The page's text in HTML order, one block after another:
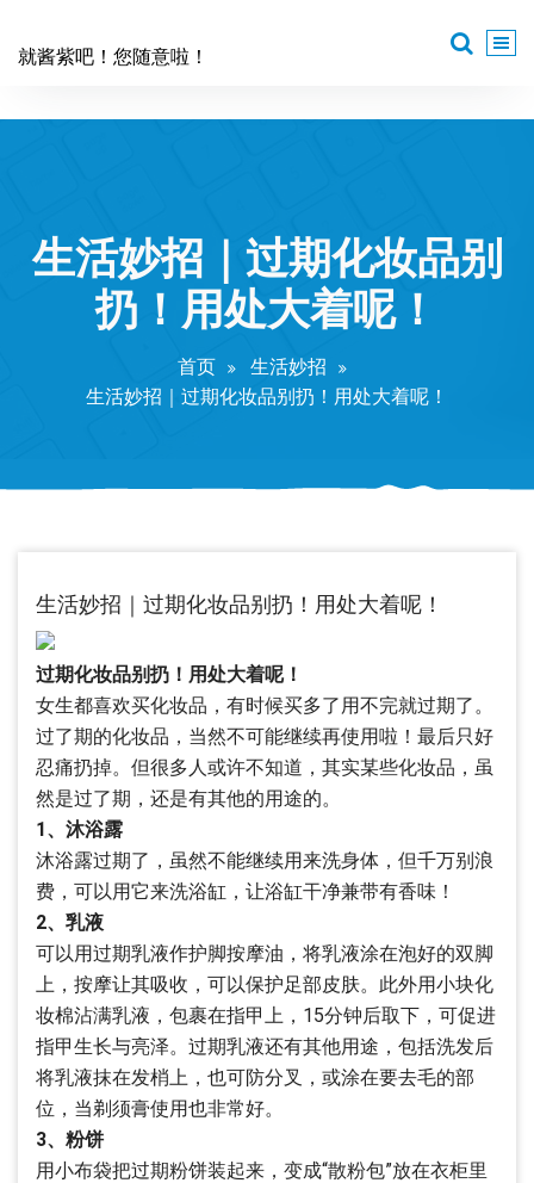
就酱紫吧！您随意啦！
生活妙招｜过期化妆品别
扔！用处大着呢！
首页
生活妙招
生活妙招｜过期化妆品别扔！用处大着呢！
生活妙招｜过期化妆品别扔！用处大着呢！
过期化妆品别扔！用处大着呢！
女生都喜欢买化妆品，有时候买多了用不完就过期了。
过了期的化妆品，当然不可能继续再使用啦！最后只好
忍痛扔掉。但很多人或许不知道，其实某些化妆品，虽
然是过了期，还是有其他的用途的。
1、沐浴露
沐浴露过期了，虽然不能继续用来洗身体，但千万别浪
费，可以用它来洗浴缸，让浴缸干净兼带有香味！
2、乳液
可以用过期乳液作护脚按摩油，将乳液涂在泡好的双脚
上，按摩让其吸收，可以保护足部皮肤。此外用小块化
妆棉沾满乳液，包裹在指甲上，15分钟后取下，可促进
指甲生长与亮泽。过期乳液还有其他用途，包括洗发后
将乳液抹在发梢上，也可防分叉，或涂在要去毛的部
位，当剃须膏使用也非常好。
3、粉饼
用小布袋把过期粉饼装起来，变成“散粉包”放在衣柜里